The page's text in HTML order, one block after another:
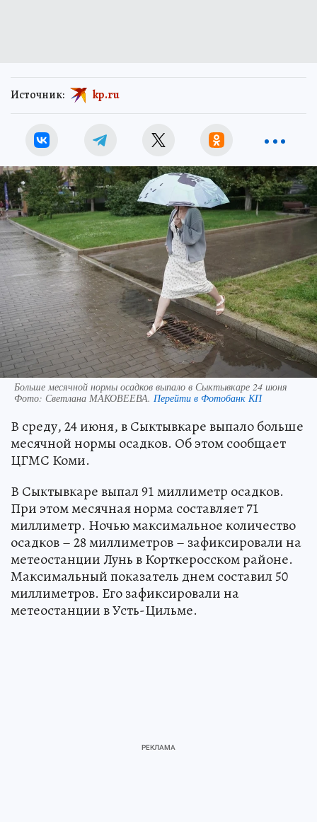
Источник: kp.ru
Больше месячной нормы осадков выпало в Сыктывкаре 24 июня
Фото: Светлана МАКОВЕЕВА. Перейти в Фотобанк КП
В среду, 24 июня, в Сыктывкаре выпало больше
месячной нормы осадков. Об этом сообщает
ЦГМС Коми.
В Сыктывкаре выпал 91 миллиметр осадков.
При этом месячная норма составляет 71
миллиметр. Ночью максимальное количество
осадков – 28 миллиметров – зафиксировали на
метеостанции Лунь в Корткеросском районе.
Максимальный показатель днем составил 50
миллиметров. Его зафиксировали на
метеостанции в Усть-Цильме.